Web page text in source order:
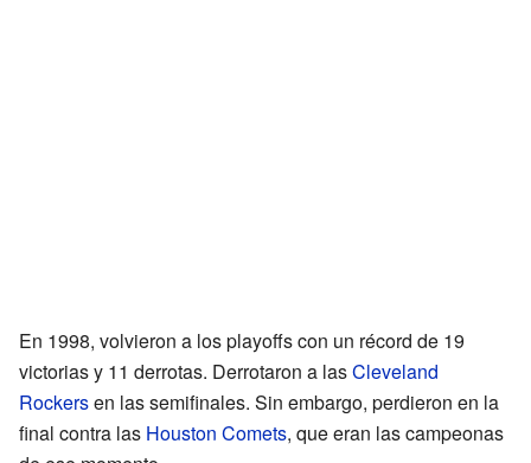
En 1998, volvieron a los playoffs con un récord de 19
victorias y 11 derrotas. Derrotaron a lasCleveland
Rockersen las semifinales. Sin embargo, perdieron en la
final contra las Houston Comets, que eran las campeonas